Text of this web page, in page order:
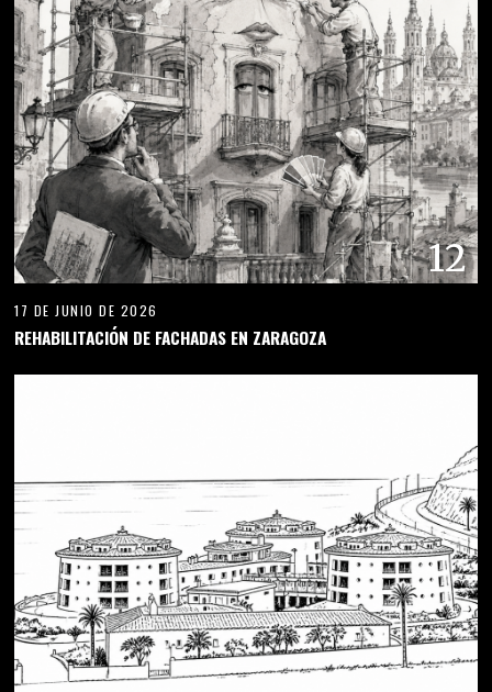
12
17 DE JUNIO DE 2026
REHABILITACIÓN DE FACHADAS EN ZARAGOZA